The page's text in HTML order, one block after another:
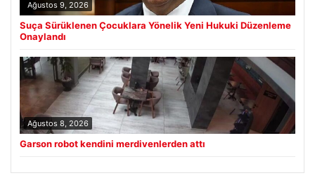
Ağustos 9, 2026
Suça Sürüklenen Çocuklara Yönelik Yeni Hukuki Düzenleme
Onaylandı
Ağustos 8, 2026
Garson robot kendini merdivenlerden attı